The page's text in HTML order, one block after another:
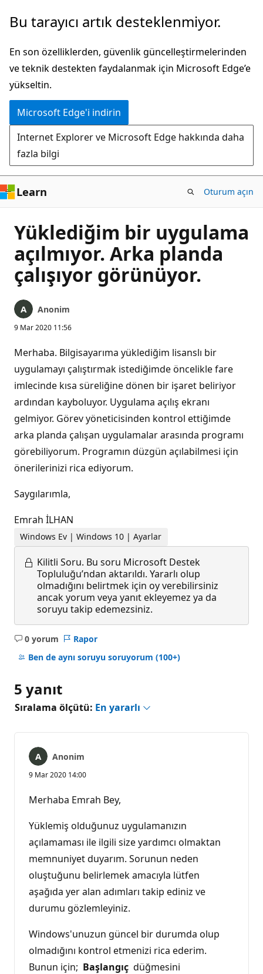
Ana
atla
Bu tarayıcı artık desteklenmiyor.
En son özelliklerden, güvenlik güncelleştirmelerinden
ve teknik destekten faydalanmak için Microsoft Edge’e
yükseltin.
Microsoft Edge'i indirin
Internet Explorer ve Microsoft Edge hakkında daha
fazla bilgi
Learn Oturum açın
Yüklediğim bir uygulama
açılmıyor. Arka planda
çalışıyor görünüyor.
Anonim
9 Mar 2020 11:56
Merhaba. Bilgisayarıma yüklediğim lisanslı bir
uygulamayı çalıştırmak istediğimde öncelikle fare
imlecinde kısa süreliğine dönen bir işaret beliriyor
ardından kayboluyor. Uygulama açılış ekranı
gelmiyor. Görev yöneticisinden kontrol ettiğimde
arka planda çalışan uygulamalar arasında programı
görebiliyorum. Programın düzgün açılabilmesi için
önerilerinizi rica ediyorum.
Saygılarımla,
Emrah İLHAN
Windows Ev | Windows 10 | Ayarlar
Kilitli Soru. Bu soru Microsoft Destek
Topluluğu’ndan aktarıldı. Yararlı olup
olmadığını belirtmek için oy verebilirsiniz
ancak yorum veya yanıt ekleyemez ya da
soruyu takip edemezsiniz.
0 yorum
Açıklama
yok
Rapor
Ben de aynı soruyu soruyorum (100+)
5 yanıt
Sıralama ölçütü: En yararlı
Anonim
9 Mar 2020 14:00
Merhaba Emrah Bey,
Yüklemiş olduğunuz uygulamanızın
açılamaması ile ilgili size yardımcı olmaktan
memnuniyet duyarım. Sorunun neden
oluştuğunu belirlemek amacıyla lütfen
aşağıda yer alan adımları takip ediniz ve
durumu gözlemleyiniz.
Windows'unuzun güncel bir durumda olup
olmadığını kontrol etmenizi rica ederim.
Bunun için; Başlangıç düğmesini